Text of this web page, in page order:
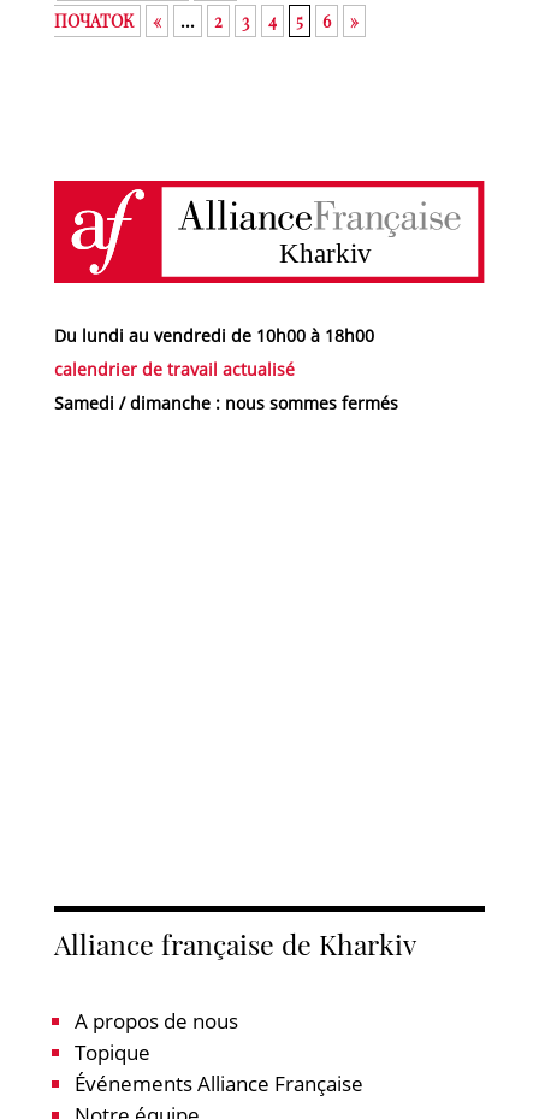
ПОЧАТОК
« ... 2 3 4 5 6 »
Du lundi au vendredi de 10h00 à 18h00
calendrier de travail actualisé
Samedi / dimanche : nous sommes fermés
Alliance française de Kharkiv
A propos de nous
Topique
Événements Alliance Française